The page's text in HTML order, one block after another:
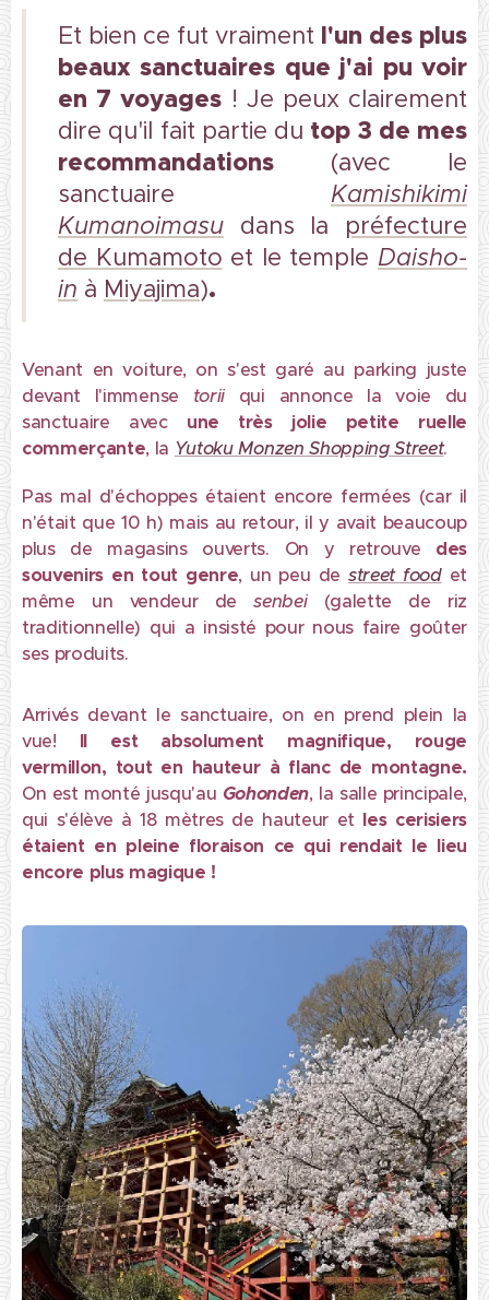
Et bien ce fut vraiment l'un des plus
beaux sanctuaires que j'ai pu voir
en 7 voyages ! Je peux clairement
dire qu'il fait partie du top 3 de mes
recommandations (avec le
sanctuaire Kamishikimi
Kumanoimasu dans la préfecture
de Kumamoto et le temple Daisho-
in à Miyajima).
Venant en voiture, on s'est garé au parking juste
devant l'immense torii
qui annonce la voie du
sanctuaire avecune très jolie petite ruelle
commerçante, la Yutoku Monzen Shopping Street.
Pas mal d'échoppes étaient encore fermées (car il
n'était que 10 h) mais au retour, il y avait beaucoup
plus de magasins ouverts. On y retrouve des
souvenirs en tout genre, un peu de street foodet
même un vendeur desenbei(galette de riz
traditionnelle) qui a insisté pour nous faire goûter
ses produits.
Arrivés devant le sanctuaire, on en prend plein la
vue! Il est absolument magnifique, rouge
vermillon, tout en hauteur à flanc de montagne.
On est monté jusqu'au Gohonden, la salle principale,
qui s'élève à 18 mètres de hauteur et les cerisiers
étaient en pleine floraison ce qui rendait le lieu
encore plus magique !